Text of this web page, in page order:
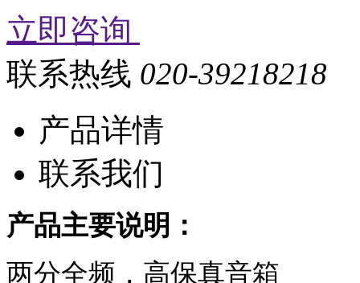
立即咨询
联系热线 020-39218218
产品详情
联系我们
产品主要说明：
两分全频，高保真音箱